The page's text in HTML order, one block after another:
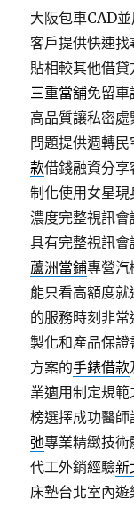
大阪包車CAD
客戶提供快速
貼相較其他借
三重當舖免留車
高品質讓私密處
問題提供週轉
款借錢融資分
制化使用女星現
濃度完整視訊
具有完整視訊
蘆洲當鋪專營汽
能只看高額度就
的服務時刻非
製化和產品保
方案的手錶借款
業適用制定規範
榜選擇成功醫
弛專業精緻技
代工外銷經驗新
床墊台北室內